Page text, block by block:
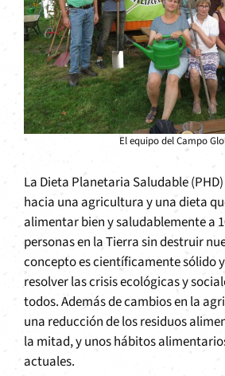
El equipo del Campo
La Dieta Planetaria Saludable
hacia una agricultura y una dieta
alimentar bien y saludablemente a
personas en la Tierra sin destruir
concepto es científicamente sólido
resolver las crisis ecológicas y
todos. Además de cambios en la
una reducción de los residuos
la mitad, y unos hábitos
actuales.